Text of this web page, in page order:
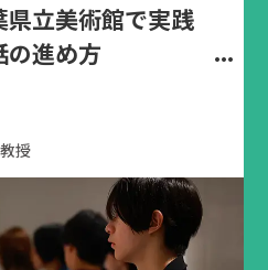
立美術館で実践
の進め方
授